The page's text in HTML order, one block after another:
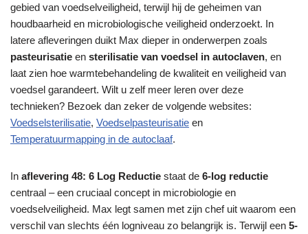
gebied van voedselveiligheid, terwijl hij de geheimen van
houdbaarheid en microbiologische veiligheid onderzoekt. In
latere afleveringen duikt Max dieper in onderwerpen zoals
pasteurisatie en sterilisatie van voedsel in autoclaven, en
laat zien hoe warmtebehandeling de kwaliteit en veiligheid van
voedsel garandeert. Wilt u zelf meer leren over deze
technieken? Bezoek dan zeker de volgende websites:
Voedselsterilisatie, Voedselpasteurisatie en
Temperatuurmapping in de autoclaaf.
In aflevering 48: 6 Log Reductie staat de 6-log reductie
centraal – een cruciaal concept in microbiologie en
voedselveiligheid. Max legt samen met zijn chef uit waarom een
verschil van slechts één logniveau zo belangrijk is. Terwijl een 5-